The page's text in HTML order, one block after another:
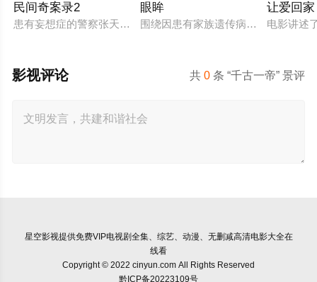
民间奇案录2
患有妄想症的警察张天盛遇上一起离奇的神像杀人事件，勘案过
眼眸
围绕因患有家族遗传病而导致视力
让爱回家
电影讲述
共0 条 “千古一帝” 景评
影视评论
星空影视提供免费VIP电视剧全集、综艺、动漫、无删减高清电影大全在
线看
Copyright © 2022 cinyun.com All Rights Reserved
黔ICP备20223109号